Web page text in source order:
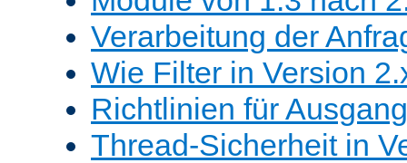
Verarbeitung der
Wie Filter in Version
Richtlinien für
Thread-Sicherheit in